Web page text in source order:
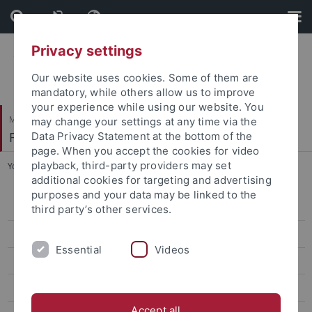
Skip
to
content
Skip
to
footer
Mathematisch-Naturwissenschaftliche Fakultät
Fachbereich Geowissenschaften
You are here: Startseite ... Veranstaltungen
Aktuelles aus der Forschung
Forschungskolloquien und -seminare
Privacy settings
Our website uses cookies. Some of them are
mandatory, while others allow us to improve
your experience while using our website. You
may change your settings at any time via the
Data Privacy Statement at the bottom of the
page. When you accept the cookies for video
playback, third-party providers may set
additional cookies for targeting and advertising
purposes and your data may be linked to the
third party’s other services.
Essential Videos